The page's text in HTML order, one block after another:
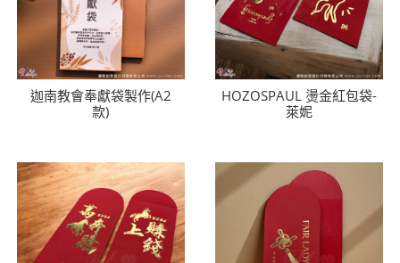
迦南教會奉獻袋製作(A2
款)
HOZOSPAUL 燙金紅包袋-
萊妮